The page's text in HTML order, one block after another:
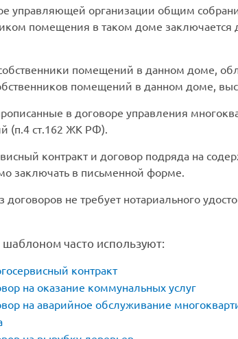
управляющей организации общим
помещения в таком доме заключается
помещений в данном доме,
помещений в данном доме,
в договоре управления
(п.4 ст.162 ЖК РФ).
контракт и договор подряда на
заключать в письменной форме.
договоров не требует нотариального
шаблоном часто используют:
контракт
на оказание коммунальных услуг
на аварийное обслуживание